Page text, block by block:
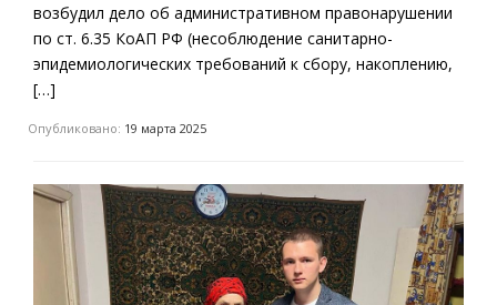
возбудил дело об административном правонарушении
по ст. 6.35 КоАП РФ (несоблюдение санитарно-
эпидемиологических требований к сбору, накоплению,
[…]
Опубликовано: 19 марта 2025